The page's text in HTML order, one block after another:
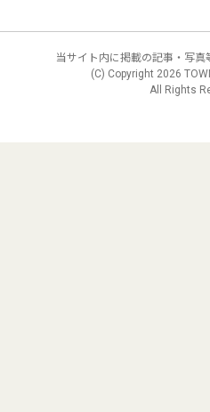
当サイト内に掲載の記事・写真
(C) Copyright 2026
All Rights